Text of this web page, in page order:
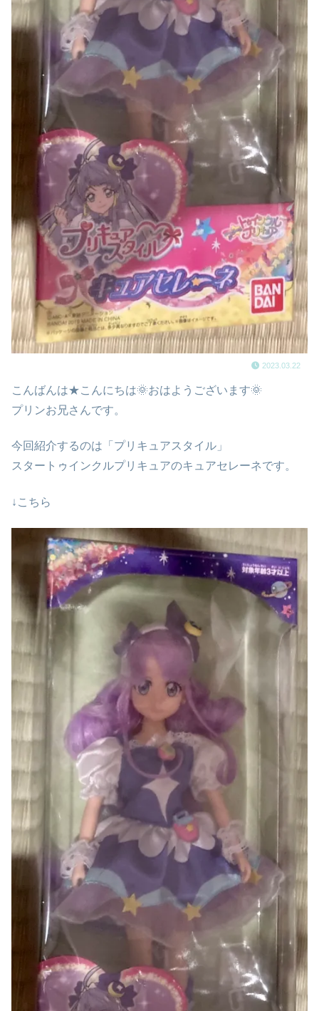
2023.03.22
こんばんは★こんにちは🌞おはようございます🌞
プリンお兄さんです。
今回紹介するのは「プリキュアスタイル」
スタートゥインクルプリキュアのキュアセレーネです。
↓こちら